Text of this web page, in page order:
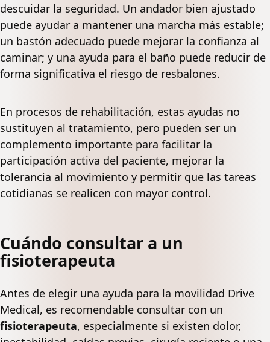
descuidar la seguridad. Un andador bien ajustado
puede ayudar a mantener una marcha más estable;
un bastón adecuado puede mejorar la confianza al
caminar; y una ayuda para el baño puede reducir de
forma significativa el riesgo de resbalones.
En procesos de rehabilitación, estas ayudas no
sustituyen al tratamiento, pero pueden ser un
complemento importante para facilitar la
participación activa del paciente, mejorar la
tolerancia al movimiento y permitir que las tareas
cotidianas se realicen con mayor control.
Cuándo consultar a un
fisioterapeuta
Antes de elegir una ayuda para la movilidad Drive
Medical, es recomendable consultar con un
fisioterapeuta, especialmente si existen dolor,